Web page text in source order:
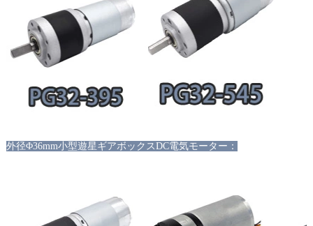
外径Φ36mm小型遊星ギアボックスDC電気モーター：